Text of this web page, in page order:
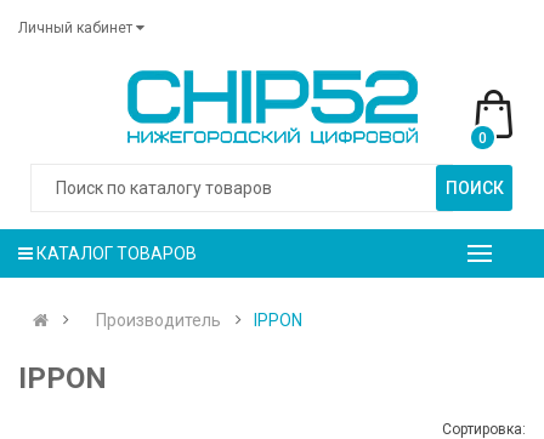
Личный кабинет
ПОИСК
0
КАТАЛОГ ТОВАРОВ
Производитель IPPON
IPPON
Сортировка: